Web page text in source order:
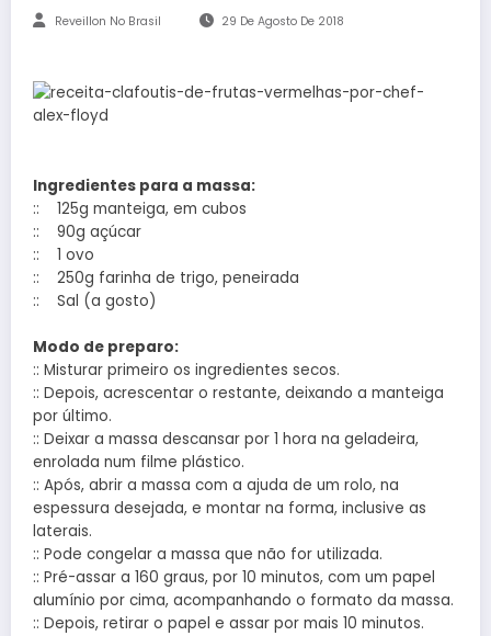
Reveillon No Brasil 29 De Agosto De 2018
Ingredientes para a massa:
:: 125g manteiga, em cubos
:: 90g açúcar
:: 1 ovo
:: 250g farinha de trigo, peneirada
:: Sal (a gosto)
Modo de preparo:
:: Misturar primeiro os ingredientes secos.
:: Depois, acrescentar o restante, deixando a manteiga
por último.
:: Deixar a massa descansar por 1 hora na geladeira,
enrolada num filme plástico.
:: Após, abrir a massa com a ajuda de um rolo, na
espessura desejada, e montar na forma, inclusive as
laterais.
:: Pode congelar a massa que não for utilizada.
:: Pré-assar a 160 graus, por 10 minutos, com um papel
alumínio por cima, acompanhando o formato da massa.
:: Depois, retirar o papel e assar por mais 10 minutos.